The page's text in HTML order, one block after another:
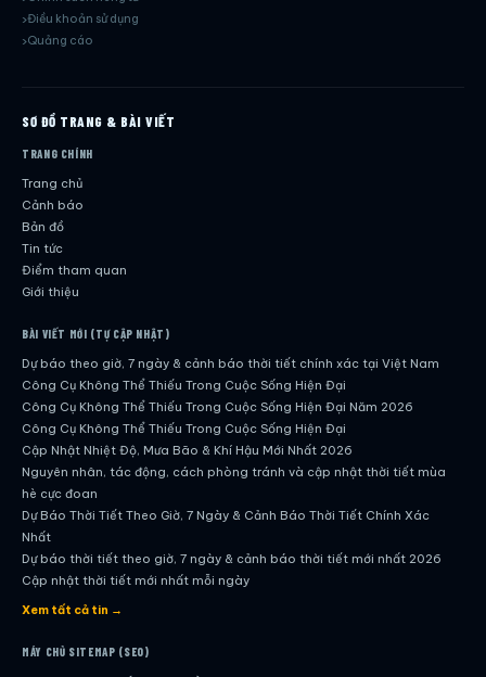
Điều khoản sử dụng
Quảng cáo
SƠ ĐỒ TRANG & BÀI VIẾT
TRANG CHÍNH
Trang chủ
Cảnh báo
Bản đồ
Tin tức
Điểm tham quan
Giới thiệu
BÀI VIẾT MỚI (TỰ CẬP NHẬT)
Dự báo theo giờ, 7 ngày & cảnh báo thời tiết chính xác tại Việt Nam
Công Cụ Không Thể Thiếu Trong Cuộc Sống Hiện Đại
Công Cụ Không Thể Thiếu Trong Cuộc Sống Hiện Đại Năm 2026
Công Cụ Không Thể Thiếu Trong Cuộc Sống Hiện Đại
Cập Nhật Nhiệt Độ, Mưa Bão & Khí Hậu Mới Nhất 2026
Nguyên nhân, tác động, cách phòng tránh và cập nhật thời tiết mùa
hè cực đoan
Dự Báo Thời Tiết Theo Giờ, 7 Ngày & Cảnh Báo Thời Tiết Chính Xác
Nhất
Dự báo thời tiết theo giờ, 7 ngày & cảnh báo thời tiết mới nhất 2026
Cập nhật thời tiết mới nhất mỗi ngày
Hướng dẫn đầy đủ về dự báo thời tiết hiện đại
Dự Báo Thời Tiết Theo Giờ, 7 Ngày & Cảnh Báo Thời Tiết Chính Xác
Xem tất cả tin →
MÁY CHỦ SITEMAP (SEO)